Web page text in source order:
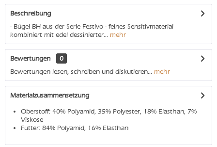
Beschreibung
- Bügel BH aus der Serie Festivo - feines Sensitivmaterial
kombiniert mit edel dessinierter... mehr
Bewertungen
0
Bewertungen lesen, schreiben und diskutieren... mehr
Materialzusammensetzung
Oberstoff: 40% Polyamid, 35% Polyester, 18% Elasthan, 7%
Viskose
Futter: 84% Polyamid, 16% Elasthan